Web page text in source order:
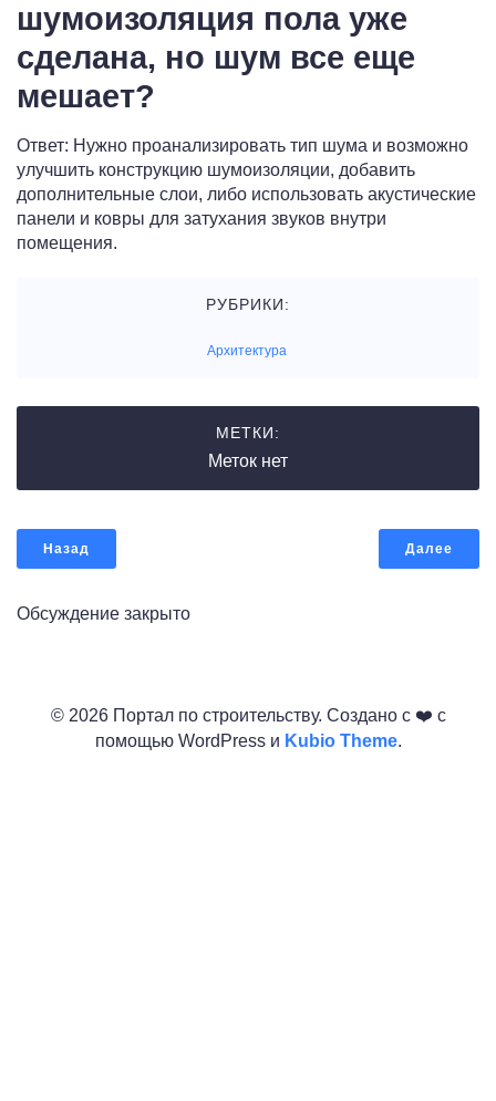
шумоизоляция пола уже
сделана, но шум все еще
мешает?
Ответ: Нужно проанализировать тип шума и возможно
улучшить конструкцию шумоизоляции, добавить
дополнительные слои, либо использовать акустические
панели и ковры для затухания звуков внутри
помещения.
РУБРИКИ:
Архитектура
МЕТКИ:
Меток нет
Назад Далее
Обсуждение закрыто
© 2026 Портал по строительству. Создано с ❤️ с
помощью WordPress и Kubio Theme.